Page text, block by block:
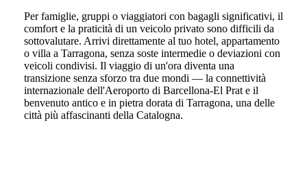
Per famiglie, gruppi o viaggiatori con bagagli significativi, il
comfort e la praticità di un veicolo privato sono difficili da
sottovalutare. Arrivi direttamente al tuo hotel, appartamento
o villa a Tarragona, senza soste intermedie o deviazioni con
veicoli condivisi. Il viaggio di un'ora diventa una
transizione senza sforzo tra due mondi — la connettività
internazionale dell'Aeroporto di Barcellona-El Prat e il
benvenuto antico e in pietra dorata di Tarragona, una delle
città più affascinanti della Catalogna.